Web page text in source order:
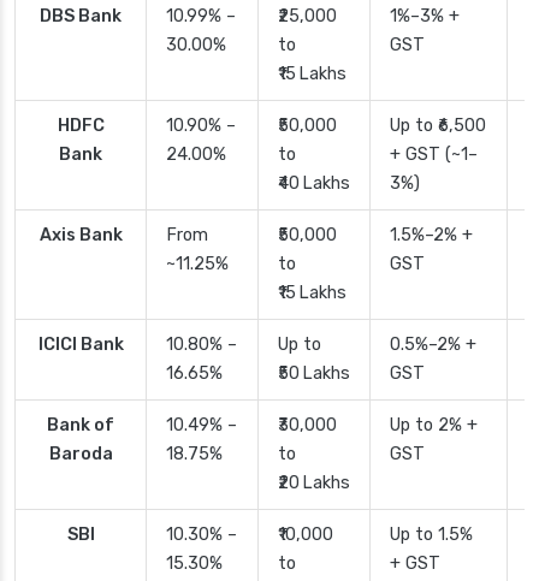
DBS Bank
10.99% –
30.00%
₹25,000
to
₹15 Lakhs
1%–3% +
GST
HDFC
Bank
10.90% –
24.00%
₹50,000
to
₹40 Lakhs
Up to ₹6,500
+ GST (~1–
3%)
Axis Bank
From
~11.25%
₹50,000
to
₹15 Lakhs
1.5%–2% +
GST
ICICI Bank
10.80% –
16.65%
Up to
₹50 Lakhs
0.5%–2% +
GST
Bank of
Baroda
10.49% –
18.75%
₹30,000
to
₹20 Lakhs
Up to 2% +
GST
SBI
10.30% –
15.30%
₹10,000
to
Up to 1.5%
+ GST